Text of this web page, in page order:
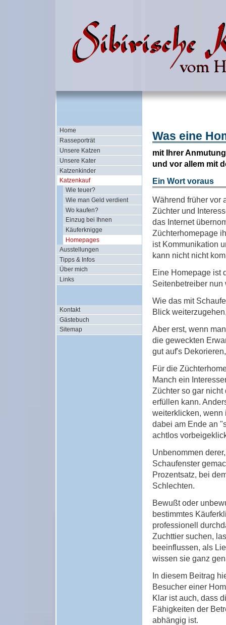
Home
Rasseporträt
Unsere Katzen
Unsere Kater
Katzenkinder
Katzenkauf
Wie teuer?
Wie man Geld verdient
Wo kaufen?
Einzug bei Ihnen
Käuferknigge
Homepages
Ausstellungen
Tipps & Infos
Über mich
Links
Kontakt
Gästebuch
Sitemap
Was eine
mit Ihrer
und vor allem mit
Ein Wort voraus
Während früher vor
Züchter und
das Internet
Züchterhomepage
ist Kommunikation
kann nicht nicht
Eine Homepage ist
Seitenbetreiber nun
Wie das mit
Blick
Aber erst, wenn
die geweckten
gut auf's
Für die
Manch ein
Züchter so gar
erfüllen kann.
weiterklicken, wenn
dabei am Ende an
achtlos
Unbenommen
Schaufenster
Prozentsatz, bei
Schlechten.
Bewußt oder
bestimmtes
professionell
Zuchttier suchen,
beeinflussen, als
wissen sie ganz
In diesem Beitrag
Besucher einer
Klar ist auch, dass
Fähigkeiten der
abhängig ist.